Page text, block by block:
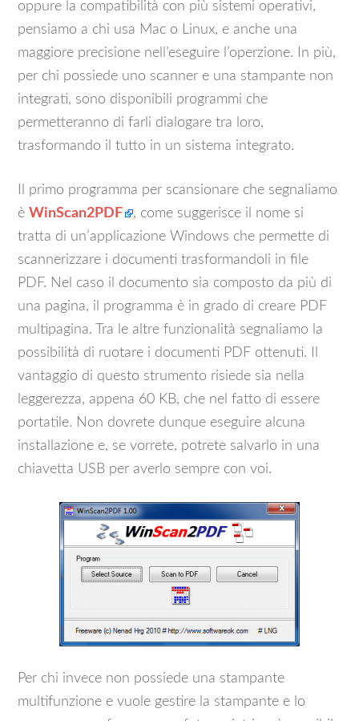
oppure la compatibilità con più sistemi operativi,
pensiamo a chi usa Mac o Linux, e anche una
maggiore precisione nell’eseguire l’operzione. In più,
per chi possiede uno scanner e una stampante non
integrati, sono disponibili programmi che
permetteranno di farli dialogare tra loro,
trasformando il tutto in un sistema integrato.
Il primo programma per scansionare che segnaliamo
èWinScan2PDF
, come suggerisce il nome si
tratta di un’applicazione Windows che permette di
scannerizzare i documenti trasformandoli in file
PDF. Nel caso il documento sia composto da più di
una pagina, il programma è in grado di creare PDF
multipagina. Tra le altre funzionalità segnaliamo la
possibilità di ruotare i documenti PDF ottenuti. Il
vantaggio di questo strumento risiede sia nella
leggerezza, appena 60 KB, che nel fatto di essere
portatile. Non dovrete dunque eseguire alcuna
installazione e, se vorrete, potrete salvarlo in una
chiavetta USB per averlo sempre con voi.
Per chi invece non possiede una stampante
multifunzione e vuole gestire la stampante e lo